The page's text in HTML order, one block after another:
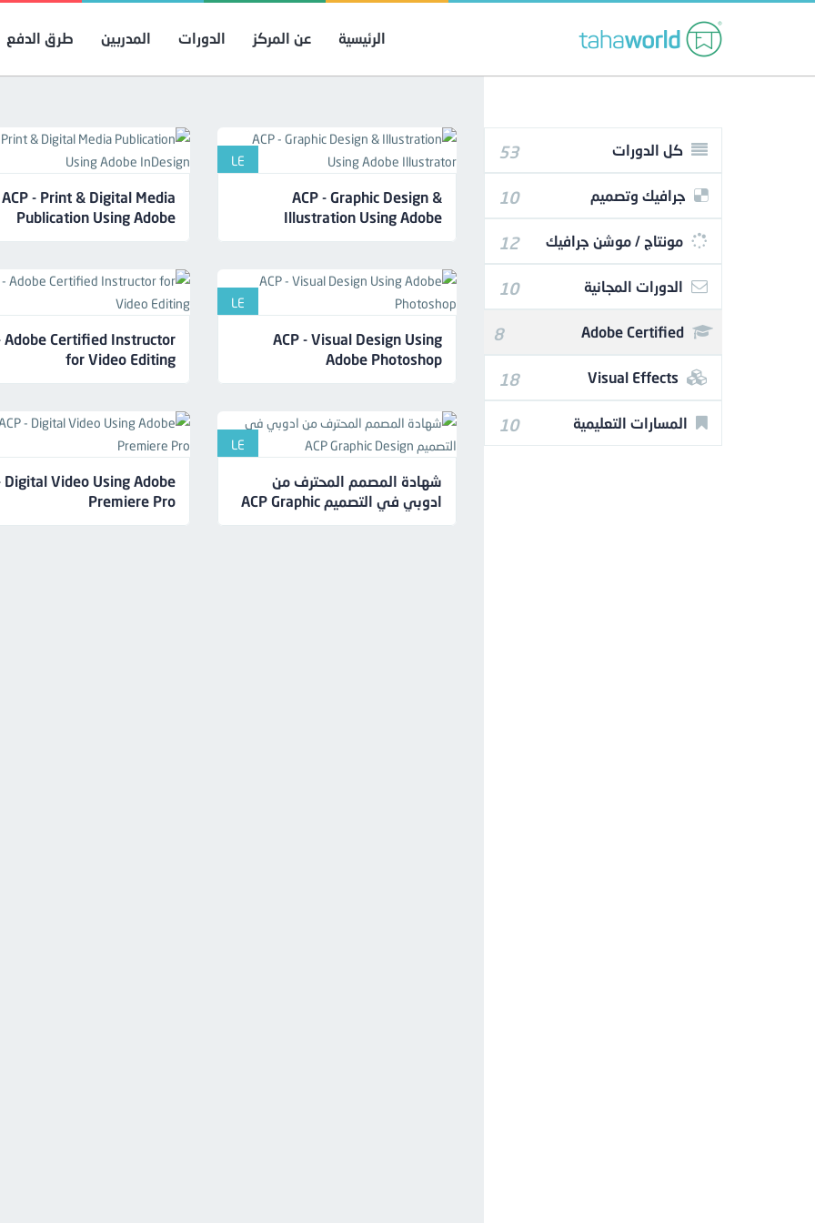
الرئيسية عن المركز الدورات المدربين طرق الدفع
كل الدورات 53
جرافيك وتصميم 10
مونتاج / موشن جرافيك 12
الدورات المجانية 10
Adobe Certified
8
Visual Effects
18
المسارات التعليمية 10
LE
ACP - Graphic Design &
Illustration Using Adobe
Illustrator
ACP - Print & Digital Media
Publication Using Adobe
InDesign
LE
ACP - Visual Design Using
Adobe Photoshop
Adobe Certified Instructor
for Video Editing
LE
شهادة المصمم المحترف من
ادوبي في التصميم ACP Graphic
Design
Digital Video Using Adobe
Premiere Pro